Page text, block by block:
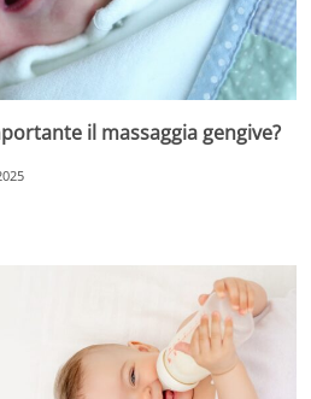
il massaggia gengive?